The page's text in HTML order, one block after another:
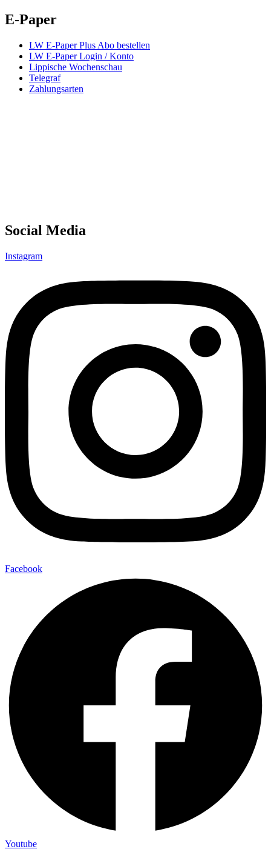
E-Paper
LW E-Paper Plus Abo bestellen
LW E-Paper Login / Konto
Lippische Wochenschau
Telegraf
Zahlungsarten
Social Media
Instagram
Facebook
Youtube